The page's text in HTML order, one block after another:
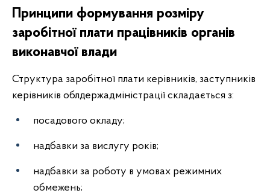
Принципи формування розміру
заробітної плати працівників органів
виконавчої влади
Структура заробітної плати керівників, заступників
керівників облдержадміністрації складається з:
посадового окладу;
надбавки за вислугу років;
надбавки за роботу в умовах режимних
обмежень;